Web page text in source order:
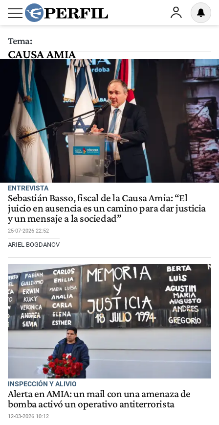
Tema:
CAUSA AMIA
ENTREVISTA
Sebastián Basso, fiscal de la Causa Amia: “El
juicio en ausencia es un camino para dar justicia
y un mensaje a la sociedad”
25-07-2026 22:52
ARIEL BOGDANOV
INSPECCIÓN Y ALIVIO
Alerta en AMIA: un mail con una amenaza de
bomba activó un operativo antiterrorista
12-03-2026 10:12